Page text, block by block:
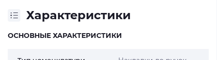
Характеристики
ОСНОВНЫЕ ХАРАКТЕРИСТИКИ